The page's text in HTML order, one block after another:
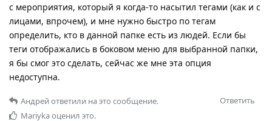
с мероприятия, который я когда-то насытил тегами (как и с
лицами, впрочем), и мне нужно быстро по тегам
определить, кто в данной папке есть из людей. Если бы
теги отображались в боковом меню для выбранной папки,
я бы смог это сделать, сейчас же мне эта опция
недоступна.
Ответить
Андрейответили на это сообщение.
Mariykaоценил это.